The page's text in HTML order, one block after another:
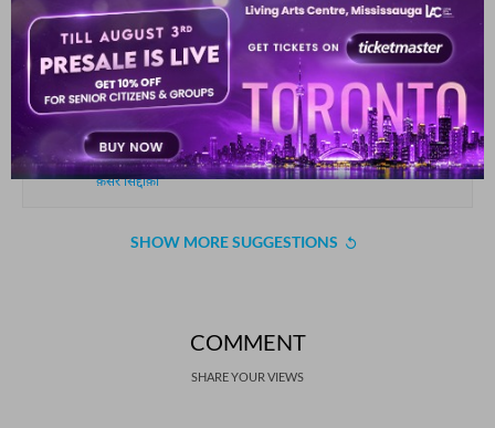
तीरगी शम्अ बनी राहगुज़र में आई
साअत इक ऐसी भी कल अपने सफ़र में आई
अता आबिदी
क्यूँ न अफ़्साना-ए-ग़म कैफ़ का उनवाँ ठहरे
शिद्दत-ए-दर्द ही जब दर्द का दरमाँ ठहरे
क़ैसर सिद्दीक़ी
SHOW MORE SUGGESTIONS
COMMENT
SHARE YOUR VIEWS